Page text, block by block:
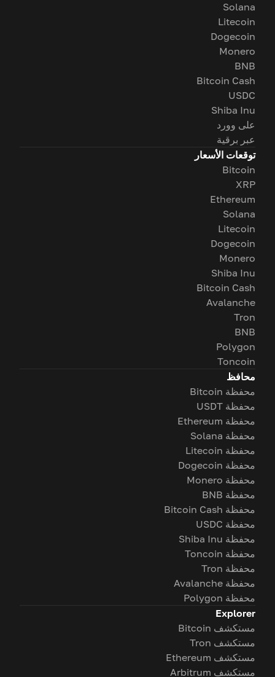
Solana
Litecoin
Dogecoin
Monero
BNB
Bitcoin Cash
USDC
Shiba Inu
على وورد
عبر برقية
توقعات الأسعار
Bitcoin
XRP
Ethereum
Solana
Litecoin
Dogecoin
Monero
Shiba Inu
Bitcoin Cash
Avalanche
Tron
BNB
Polygon
Toncoin
محافظ
محفظة Bitcoin
محفظة USDT
محفظة Ethereum
محفظة Solana
محفظة Litecoin
محفظة Dogecoin
محفظة Monero
محفظة BNB
محفظة Bitcoin Cash
محفظة USDC
محفظة Shiba Inu
محفظة Toncoin
محفظة Tron
محفظة Avalanche
محفظة Polygon
Explorer
مستكشف Bitcoin
مستكشف Tron
مستكشف Ethereum
مستكشف Arbitrum